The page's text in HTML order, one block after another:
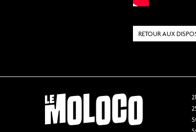
RETOUR AUX